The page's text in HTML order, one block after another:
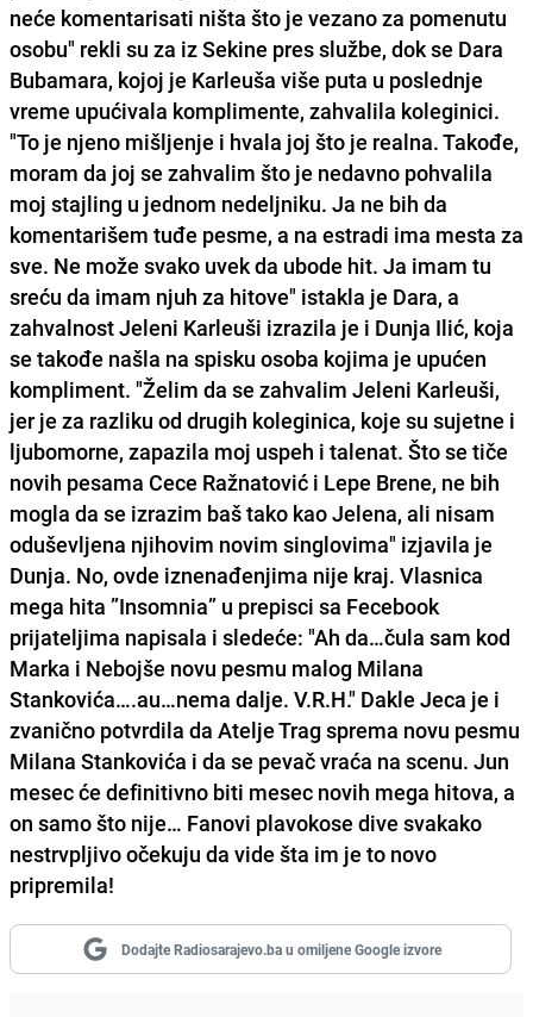
neće komentarisati ništa što je vezano za pomenutu
osobu" rekli su za iz Sekine pres službe, dok se Dara
Bubamara, kojoj je Karleuša više puta u poslednje
vreme upućivala komplimente, zahvalila koleginici.
"To je njeno mišljenje i hvala joj što je realna. Takođe,
moram da joj se zahvalim što je nedavno pohvalila
moj stajling u jednom nedeljniku. Ja ne bih da
komentarišem tuđe pesme, a na estradi ima mesta za
sve. Ne može svako uvek da ubode hit. Ja imam tu
sreću da imam njuh za hitove" istakla je Dara, a
zahvalnost Jeleni Karleuši izrazila je i Dunja Ilić, koja
se takođe našla na spisku osoba kojima je upućen
kompliment. "Želim da se zahvalim Jeleni Karleuši,
jer je za razliku od drugih koleginica, koje su sujetne i
ljubomorne, zapazila moj uspeh i talenat. Što se tiče
novih pesama Cece Ražnatović i Lepe Brene, ne bih
mogla da se izrazim baš tako kao Jelena, ali nisam
oduševljena njihovim novim singlovima" izjavila je
Dunja. No, ovde iznenađenjima nije kraj. Vlasnica
mega hita ”Insomnia” u prepisci sa Fecebook
prijateljima napisala i sledeće: "Ah da…čula sam kod
Marka i Nebojše novu pesmu malog Milana
Stankovića….au…nema dalje. V.R.H." Dakle Jeca je i
zvanično potvrdila da Atelje Trag sprema novu pesmu
Milana Stankovića i da se pevač vraća na scenu. Jun
mesec će definitivno biti mesec novih mega hitova, a
on samo što nije… Fanovi plavokose dive svakako
nestrvpljivo očekuju da vide šta im je to novo
pripremila!
Dodajte Radiosarajevo.ba u omiljene Google izvore